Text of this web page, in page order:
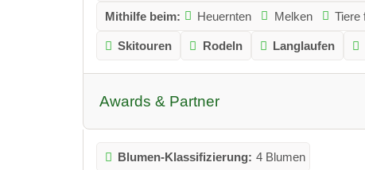
Mithilfe beim: Heuernten Melken Tiere
Skitouren Rodeln Langlaufen
Awards & Partner
Blumen-Klassifizierung: 4 Blumen